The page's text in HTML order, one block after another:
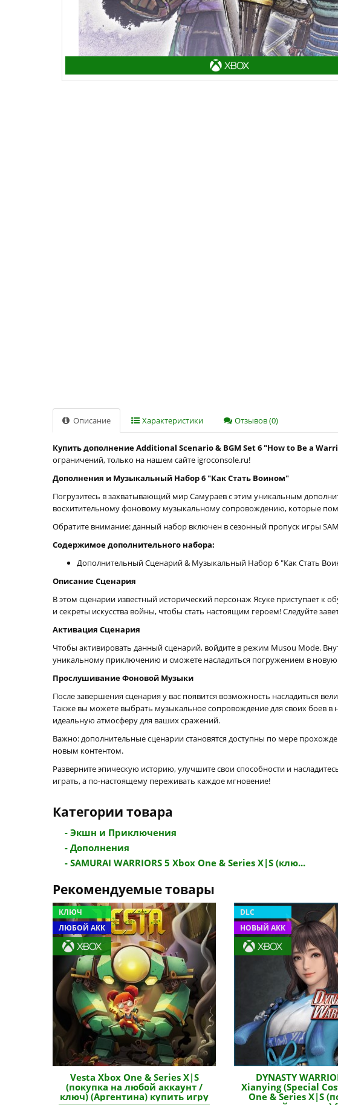
Описание Характеристики Отзывов (0)
Купить дополнение Additional Scenario & BGM Set 6 "How to Be a
ограничений, только на нашем сайте igroconsole.ru!
Дополнения и Музыкальный Набор 6 "Как Стать Воином"
Погрузитесь в захватывающий мир Самураев с этим уникальным
восхитительному фоновому музыкальному сопровождению, которые
Обратите внимание: данный набор включен в сезонный пропуск игры
Содержимое дополнительного набора:
Дополнительный Сценарий & Музыкальный Набор 6 "Как Стать
Описание Сценария
В этом сценарии известный исторический персонаж Ясуке приступает к
и секреты искусства войны, чтобы стать настоящим героем! Следуйте
Активация Сценария
Чтобы активировать данный сценарий, войдите в режим Musou Mode.
уникальному приключению и сможете насладиться погружением в
Прослушивание Фоновой Музыки
После завершения сценария у вас появится возможность насладиться
Также вы можете выбрать музыкальное сопровождение для своих боев в
идеальную атмосферу для ваших сражений.
Важно: дополнительные сценарии становятся доступны по мере
новым контентом.
Разверните эпическую историю, улучшите свои способности и
играть, а по-настоящему переживать каждое мгновение!
Категории товара
- Экшн и Приключения
- Дополнения
- SAMURAI WARRIORS 5 Xbox One & Series X|S (клю...
Рекомендуемые товары
КЛЮЧ
ЛЮБОЙ АКК
Vesta Xbox One & Series X|S
(покупка на любой аккаунт /
ключ) (Аргентина) купить игру
DLC
НОВЫЙ АКК
DYNASTY
Xianying (Special
One & Series X|S